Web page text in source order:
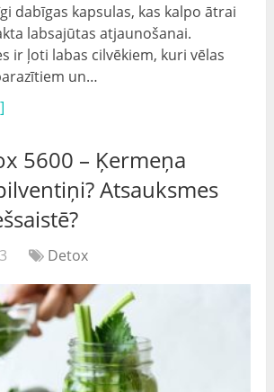
dabīgas kapsulas, kas kalpo ātrai
labsajūtas atjaunošanai.
ir ļoti labas cilvēkiem, kuri vēlas
un…
5600 – Ķermeņa
Atsauksmes
Detox